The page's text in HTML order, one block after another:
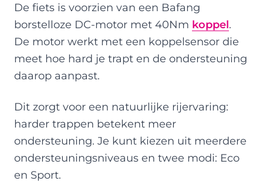
De fiets is voorzien van een Bafang
borstelloze DC-motor met 40Nm koppel.
De motor werkt met een koppelsensor die
meet hoe hard je trapt en de ondersteuning
daarop aanpast.
Dit zorgt voor een natuurlijke rijervaring:
harder trappen betekent meer
ondersteuning. Je kunt kiezen uit meerdere
ondersteuningsniveaus en twee modi: Eco
en Sport.